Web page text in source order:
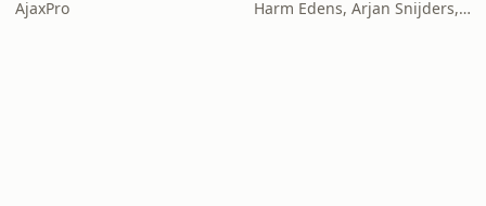
AjaxPro Harm Edens, Arjan Snijders, Ron Vergouwen